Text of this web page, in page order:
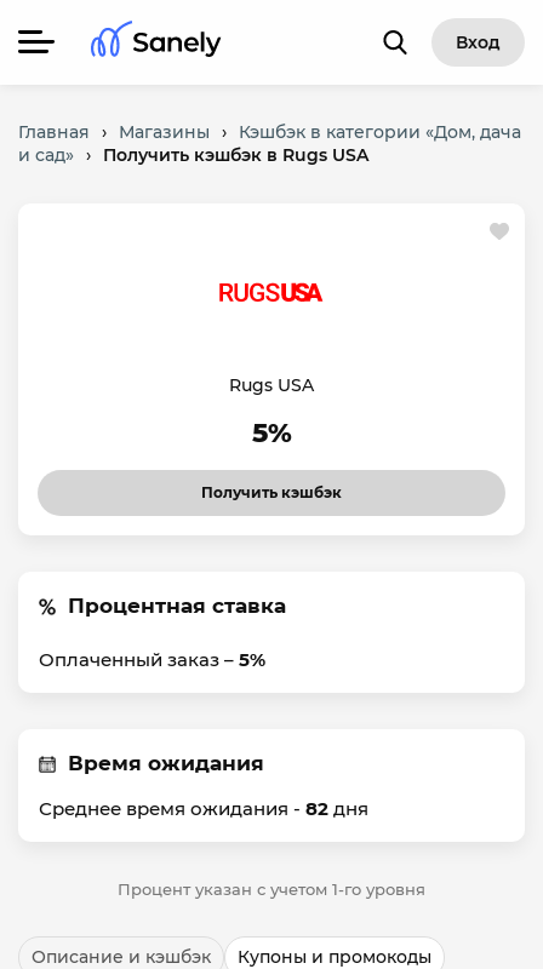
Вход
Главная › Магазины ›
Кэшбэк в категории «Дом, дача
и сад» › Получить кэшбэк в Rugs USA
Rugs USA
5%
Получить кэшбэк
Процентная ставка
Оплаченный заказ – 5%
Время ожидания
Среднее время ожидания - 82 дня
Процент указан с учетом 1-го уровня
Описание и кэшбэк Купоны и промокоды